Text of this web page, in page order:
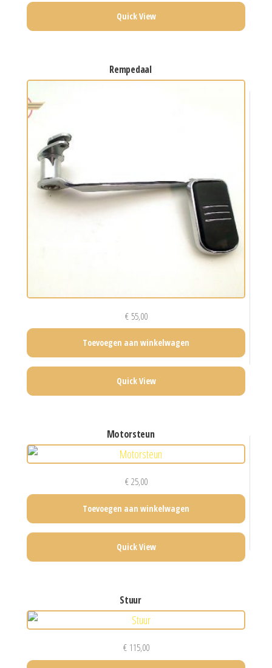
Quick View
rempedaal
€55,00
Toevoegen aan winkelwagen
Quick View
motorsteun
€25,00
Toevoegen aan winkelwagen
Quick View
stuur
€115,00